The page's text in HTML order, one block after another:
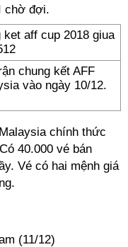
chờ đợi.
chung kết AFF
vào ngày 10/12.
chính thức
40.000 vé bán
Vé có hai mệnh giá
(11/12)